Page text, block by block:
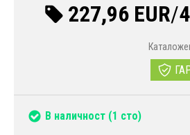
227,96 EUR/
В наличност (1 сто)